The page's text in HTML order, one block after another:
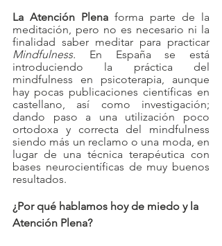
La Atención Plena forma parte de la
meditación, pero no es necesario ni la
Mindfulness. En España se está
introduciendo la práctica del
mindfulness en psicoterapia, aunque
hay pocas publicaciones científicas en
castellano, así como investigación;
dando paso a una utilización poco
ortodoxa y correcta del mindfulness
siendo más un reclamo o una moda, en
lugar de una técnica terapéutica con
bases neurocientíficas de muy buenos
resultados.
¿Por qué hablamos hoy de miedo y la
Atención Plena?